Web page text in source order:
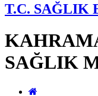
T.C. SAĞLIK
SAĞLIK